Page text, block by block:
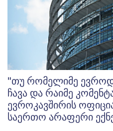
"თუ რომელიმე
ჩავა და რაიმე
ევროკავშირის
საერთო არაფერი